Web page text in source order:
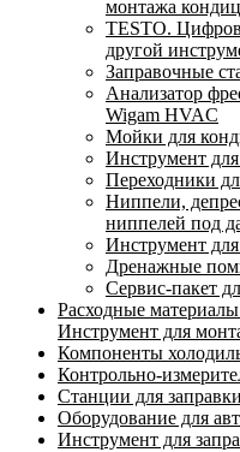
монтажа
TESTO.
другой
Заправочные
Анализатор
Wigam HVAC
Мойки для
Инструмент
Переходники
Ниппели,
ниппелей под
Инструмент
Дренажные
Сервис-пакет
Расходные
Инструмент для
Компоненты
Контрольно-
Станции для
Оборудование для
Инструмент для